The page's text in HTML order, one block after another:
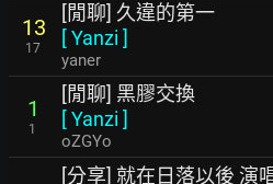
13
17
[閒聊] 久違的第一
[Yanzi ]
yaner
1
1
[閒聊] 黑膠交換
[Yanzi ]
oZGYo
[分享] 就在日落以後 演